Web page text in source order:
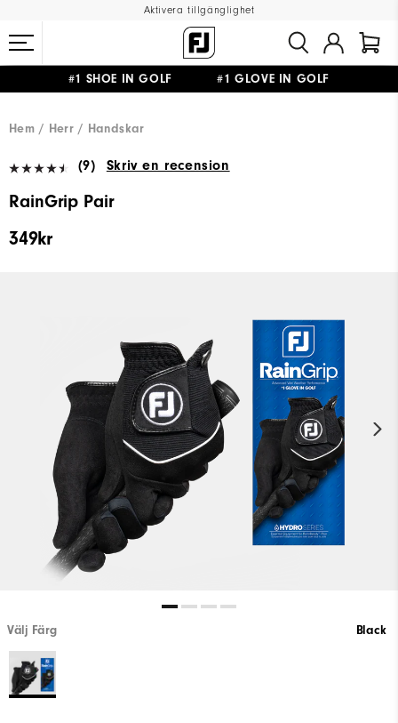
Aktivera tillgänglighet
#1 SHOE IN GOLF #1 GLOVE IN GOLF
Hem
Herr Handskar
(9) Skriv en recension
RainGrip Pair
349kr
Välj Färg Black